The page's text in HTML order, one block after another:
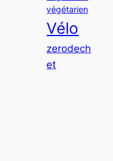
végétarien
Vélo
zerodech
et